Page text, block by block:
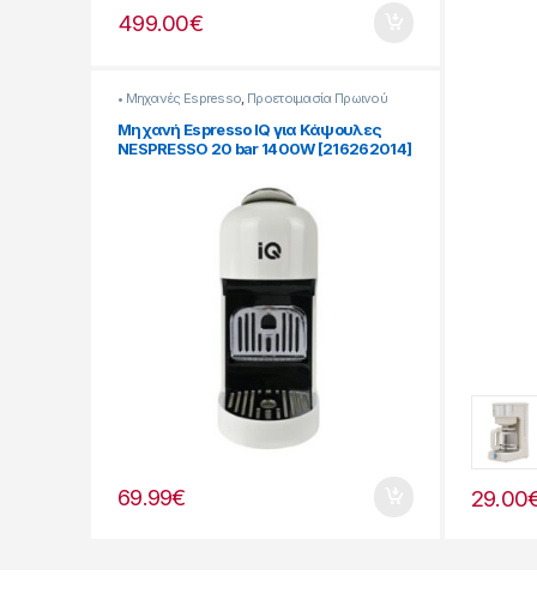
499.00€
• Μηχανές Espresso, Προετοιμασία Πρωινού
Μηχανή Espresso IQ για Κάψουλες
NESPRESSO 20 bar 1400W [216262014]
69.99€ 29.00